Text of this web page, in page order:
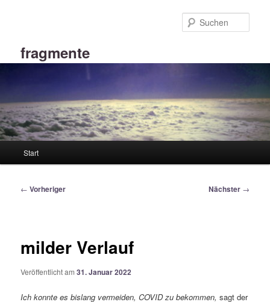
fragmente
Start
Beitragsnavigation
← Vorheriger Nächster →
milder Verlauf
Veröffentlicht am31. Januar 2022
Ich konnte es bislang vermeiden, COVID zu bekommen,sagt der